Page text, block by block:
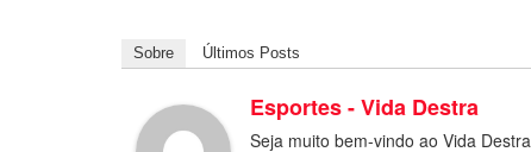
Sobre Últimos Posts
Esportes - Vida Destra
Seja muito bem-vindo ao Vida